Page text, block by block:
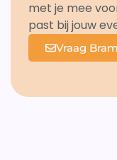
met je mee
past bij jouw
Vraag